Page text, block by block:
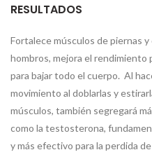
RESULTADOS
Fortalece músculos de piernas
hombros, mejora el rendimiento
para bajar todo el cuerpo. Al
movimiento al doblarlas y
músculos, también segregará
como la testosterona,
y más efectivo para la perdida